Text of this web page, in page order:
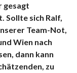
gesagt
Sollte sich Ralf,
Team-Not,
Wien nach
dann kann
zu